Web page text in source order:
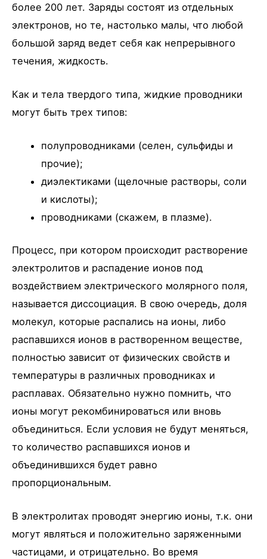
более 200 лет. Заряды состоят из отдельных
электронов, но те, настолько малы, что любой
большой заряд ведет себя как непрерывного
течения, жидкость.
Как и тела твердого типа, жидкие проводники
могут быть трех типов:
полупроводниками (селен, сульфиды и
прочие);
диэлектиками (щелочные растворы, соли
и кислоты);
проводниками (скажем, в плазме).
Процесс, при котором происходит растворение
электролитов и распадение ионов под
воздействием электрического молярного поля,
называется диссоциация. В свою очередь, доля
молекул, которые распались на ионы, либо
распавшихся ионов в растворенном веществе,
полностью зависит от физических свойств и
температуры в различных проводниках и
расплавах. Обязательно нужно помнить, что
ионы могут рекомбинироваться или вновь
объединиться. Если условия не будут меняться,
то количество распавшихся ионов и
объединившихся будет равно
пропорциональным.
В электролитах проводят энергию ионы, т.к. они
могут являться и положительно заряженными
частицами, и отрицательно. Во время